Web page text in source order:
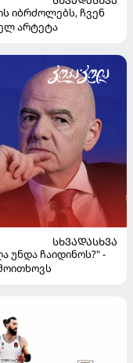
იბრძოლებს, ჩვენ
არტეტა
ᲡᲮᲕᲐᲓᲐᲡᲮᲕᲐ
უნდა ჩაიდინოს?" -